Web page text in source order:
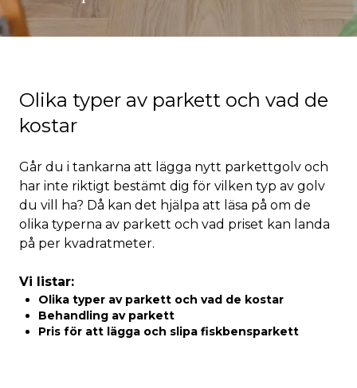
Olika typer av parkett och vad de
kostar
Går du i tankarna att lägga nytt parkettgolv och
har inte riktigt bestämt dig för vilken typ av golv
du vill ha? Då kan det hjälpa att läsa på om de
olika typerna av parkett och vad priset kan landa
på per kvadratmeter.
Vi listar:
Olika typer av parkett och vad de kostar
Behandling av parkett
Pris för att lägga och slipa fiskbensparkett